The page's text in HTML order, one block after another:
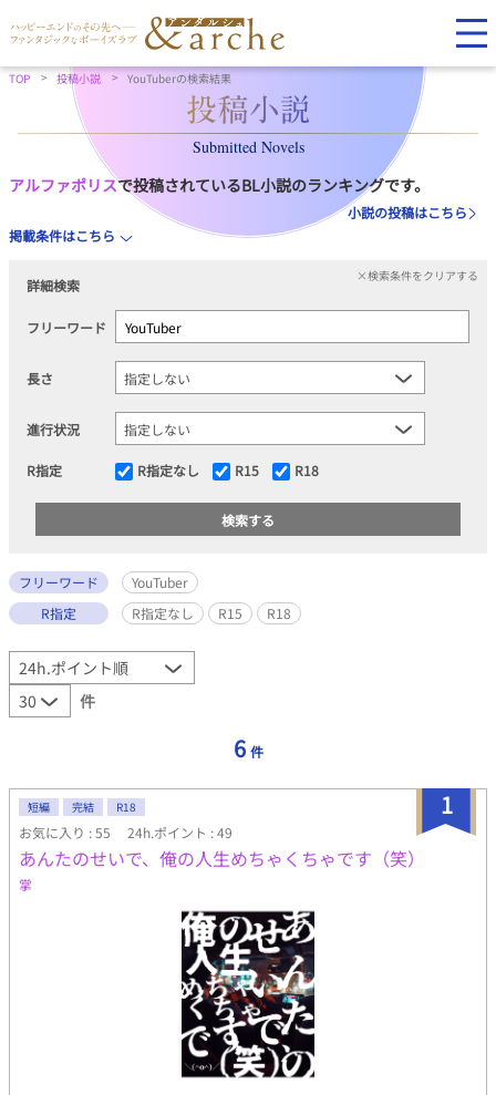
TOP 投稿小説 YouTuberの検索結果
Submitted Novels
アルファポリスで投稿されているBL小説のランキングです。
小説の投稿はこちら
掲載条件はこちら
詳細検索
×検索条件をクリアする
フリーワード
長さ
進行状況
R指定 R指定なし R15 R18
フリーワード
YouTuber
R指定
R指定なし R15 R18
件
6 件
1
短編 完結 R18
お気に入り : 55 24h.ポイント : 49
あんたのせいで、俺の人生めちゃくちゃです（笑）
掌